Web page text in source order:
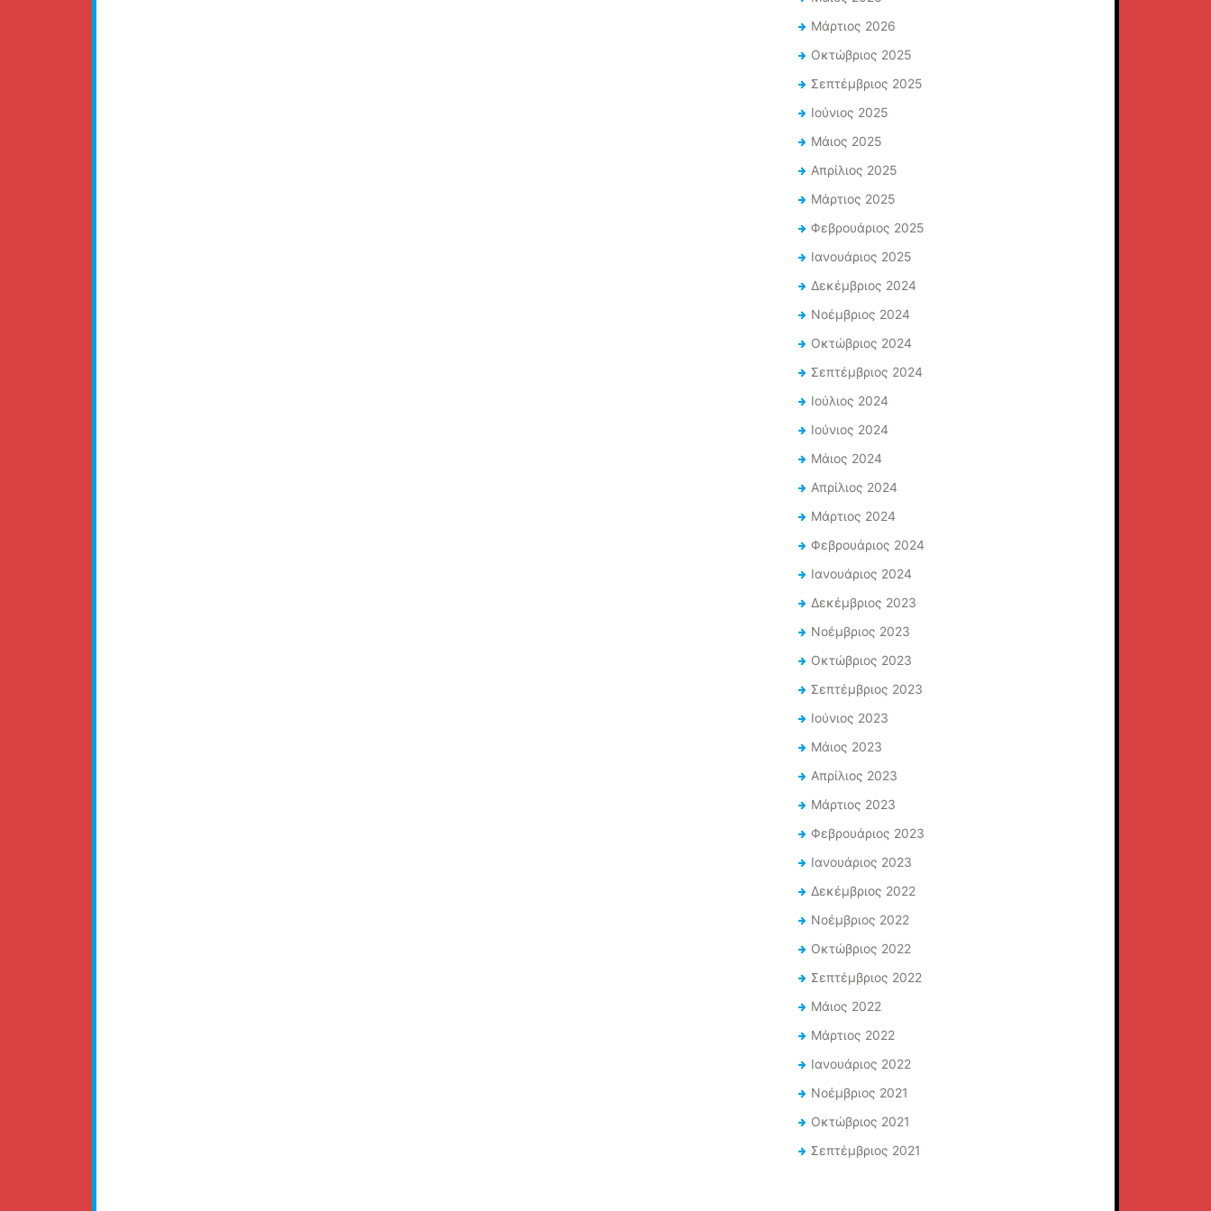
Μάρτιος 2026
Οκτώβριος 2025
Σεπτέμβριος 2025
Ιούνιος 2025
Μάιος 2025
Απρίλιος 2025
Μάρτιος 2025
Φεβρουάριος 2025
Ιανουάριος 2025
Δεκέμβριος 2024
Νοέμβριος 2024
Οκτώβριος 2024
Σεπτέμβριος 2024
Ιούλιος 2024
Ιούνιος 2024
Μάιος 2024
Απρίλιος 2024
Μάρτιος 2024
Φεβρουάριος 2024
Ιανουάριος 2024
Δεκέμβριος 2023
Νοέμβριος 2023
Οκτώβριος 2023
Σεπτέμβριος 2023
Ιούνιος 2023
Μάιος 2023
Απρίλιος 2023
Μάρτιος 2023
Φεβρουάριος 2023
Ιανουάριος 2023
Δεκέμβριος 2022
Νοέμβριος 2022
Οκτώβριος 2022
Σεπτέμβριος 2022
Μάιος 2022
Μάρτιος 2022
Ιανουάριος 2022
Νοέμβριος 2021
Οκτώβριος 2021
Σεπτέμβριος 2021